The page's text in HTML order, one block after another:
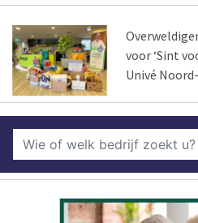
voor ‘Sint
Univé